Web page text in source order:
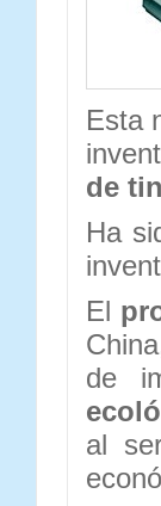
Esta
de
Ha
El
de
al